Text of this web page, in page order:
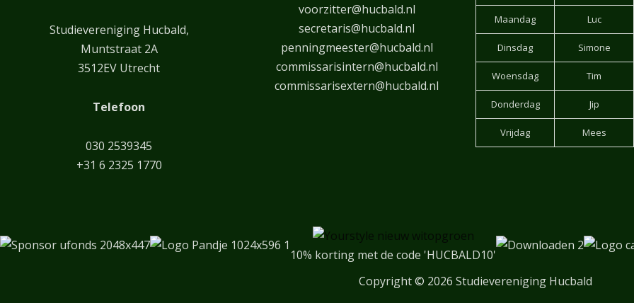
Studievereniging Hucbald,
Muntstraat 2A
3512EV Utrecht
Telefoon
030 2539345
+31 6 2325 1770
voorzitter@hucbald.nl
secretaris@hucbald.nl
penningmeester@hucbald.nl
commissarisintern@hucbald.nl
commissarisextern@hucbald.nl
Maandag Luc
Dinsdag Simone
Woensdag Tim
Donderdag Jip
Vrijdag Mees
10% korting met de code 'HUCBALD10'
Copyright© 2026 Studievereniging Hucbald